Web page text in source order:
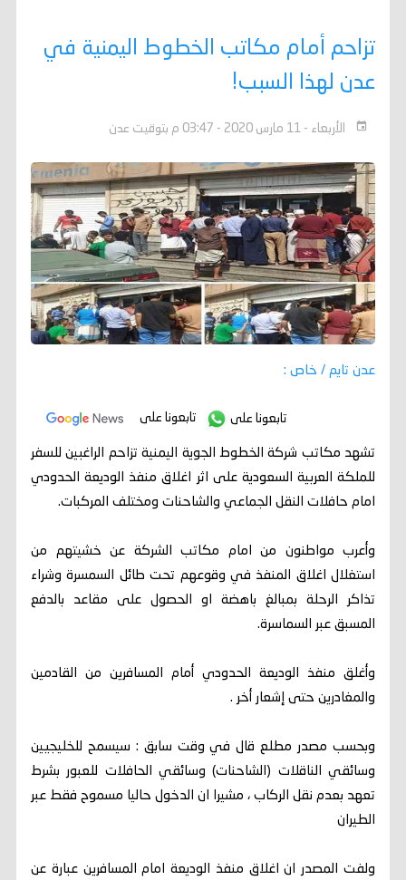
تزاحم أمام مكاتب الخطوط اليمنية في
عدن لهذا السبب!
الأربعاء - 11 مارس 2020 - 03:47 م بتوقيت عدن
عدن تايم / خاص :
تابعونا على تابعونا على
تشهد مكاتب شركة الخطوط الجوية اليمنية تزاحم الراغبين للسفر
للملكة العربية السعودية على اثر اغلاق منفذ الوديعة الحدودي
امام حافلات النقل الجماعي والشاحنات ومختلف المركبات.
وأعرب مواطنون من امام مكاتب الشركة عن خشيتهم من
استغلال اغلاق المنفذ في وقوعهم تحت طائل السمسرة وشراء
تذاكر الرحلة بمبالغ باهضة او الحصول على مقاعد بالدفع
المسبق عبر السماسرة.
وأغلق منفذ الوديعة الحدودي أمام المسافرين من القادمين
والمغادرين حتى إشعار أخر .
وبحسب مصدر مطلع قال في وقت سابق : سيسمح للخليجيين
وسائقي الناقلات (الشاحنات) وسائقي الحافلات للعبور بشرط
تعهد بعدم نقل الركاب ، مشيرا ان الدخول حاليا مسموح فقط عبر
الطيران
ولفت المصدر ان اغلاق منفذ الوديعة امام المسافرين عبارة عن